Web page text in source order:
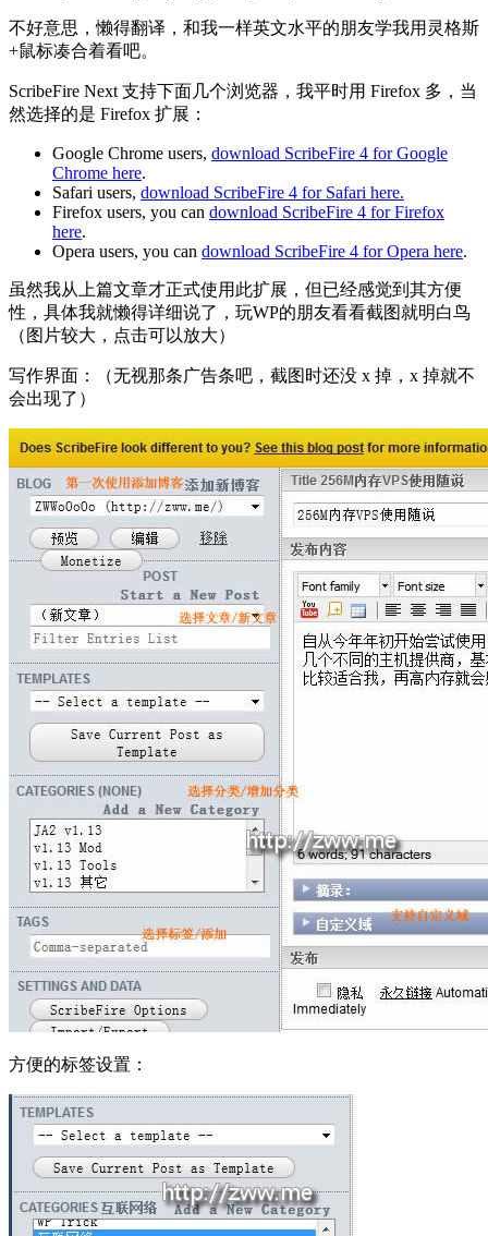
不好意思，懒得翻译，和我一样英文水平的朋友学我用灵格斯
+鼠标凑合着看吧。
ScribeFire Next 支持下面几个浏览器，我平时用 Firefox 多，当
然选择的是 Firefox 扩展：
Google Chrome users, download ScribeFire 4 for Google
Chrome here.
Safari users, download ScribeFire 4 for Safari here.
Firefox users, you can download ScribeFire 4 for Firefox
here.
Opera users, you can download ScribeFire 4 for Opera here.
虽然我从上篇文章才正式使用此扩展，但已经感觉到其方便
性，具体我就懒得详细说了，玩WP的朋友看看截图就明白鸟
（图片较大，点击可以放大）
写作界面：（无视那条广告条吧，截图时还没 x 掉，x 掉就不
会出现了）
方便的标签设置：